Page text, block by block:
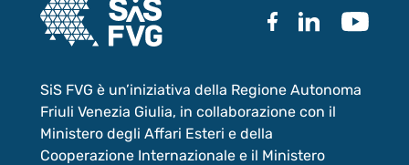
SiS FVG è un’iniziativa della Regione Autonoma
Friuli Venezia Giulia, in collaborazione con il
Ministero degli Affari Esteri e della
Cooperazione Internazionale e il Ministero